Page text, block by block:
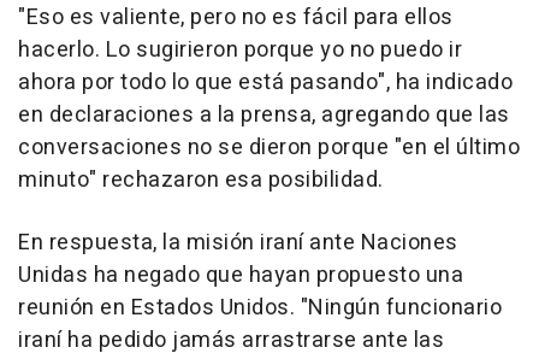
"Eso es valiente, pero no es fácil para ellos
hacerlo. Lo sugirieron porque yo no puedo ir
ahora por todo lo que está pasando", ha indicado
en declaraciones a la prensa, agregando que las
conversaciones no se dieron porque "en el último
minuto" rechazaron esa posibilidad.
En respuesta, la misión iraní ante Naciones
Unidas ha negado que hayan propuesto una
reunión en Estados Unidos. "Ningún funcionario
iraní ha pedido jamás arrastrarse ante las